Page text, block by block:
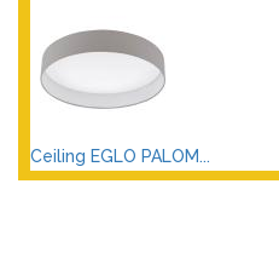
Ceiling EGLO PALOM...